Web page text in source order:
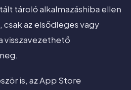
tároló alkalmazáshiba ellen
az elsődleges vagy
visszavezethető
is, az App Store